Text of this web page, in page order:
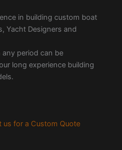
in building custom boat
Yacht Designers and
period can be
long experience building
for a Custom Quote